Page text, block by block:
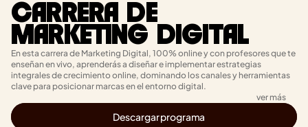
CARRERA DE
MARKETING DIGITAL
En esta carrera de Marketing Digital, 100% online y con profesores que te
enseñan en vivo, aprenderás a diseñar e implementar estrategias
integrales de crecimiento online, dominando los canales y herramientas
clave para posicionar marcas en el entorno digital.
ver más
Descargar programa